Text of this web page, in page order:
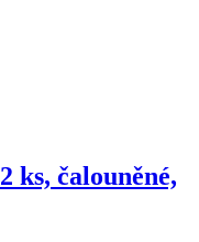
2 ks, čalouněné,